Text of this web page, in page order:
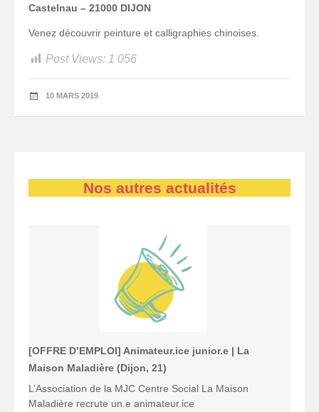
Castelnau – 21000 DIJON
Venez découvrir peinture et calligraphies chinoises.
Post Views: 1 056
10 MARS 2019
Nos autres actualités
[OFFRE D’EMPLOI] Animateur.ice junior.e | La
Maison Maladière (Dijon, 21)
L’Association de la MJC Centre Social La Maison
Maladière recrute un.e animateur.ice